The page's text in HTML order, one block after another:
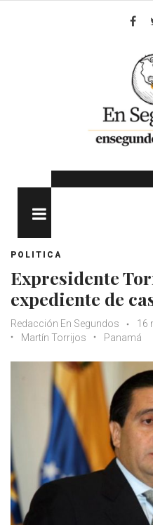
POLITICA
Expresidente
expediente de
Redacción En Segundos 16
Martín Torrijos
Panamá